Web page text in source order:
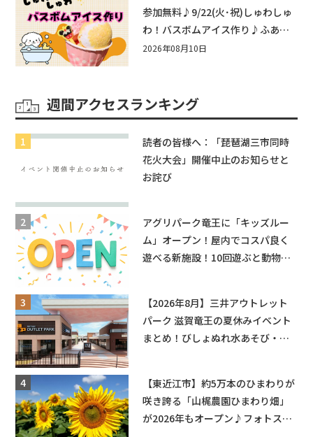
参加無料♪9/22(火･祝)しゅわしゅ
わ！バスボムアイス作り♪ふあふ
あ遊具もあるよ！in近江八幡
2026年08月10日
週間アクセスランキング
読者の皆様へ：「琵琶湖三市同時
花火大会」開催中止のお知らせと
お詫び
アグリパーク竜王に「キッズルー
ム」オープン！屋内でコスパ良く
遊べる新施設！10回遊ぶと動物触
【2026年8月】三井アウトレット
パーク 滋賀竜王の夏休みイベント
まとめ！びしょぬれ水あそび・激
【東近江市】約5万本のひまわりが
咲き誇る「山梶農園ひまわり畑」
が2026年もオープン♪フォトスポ